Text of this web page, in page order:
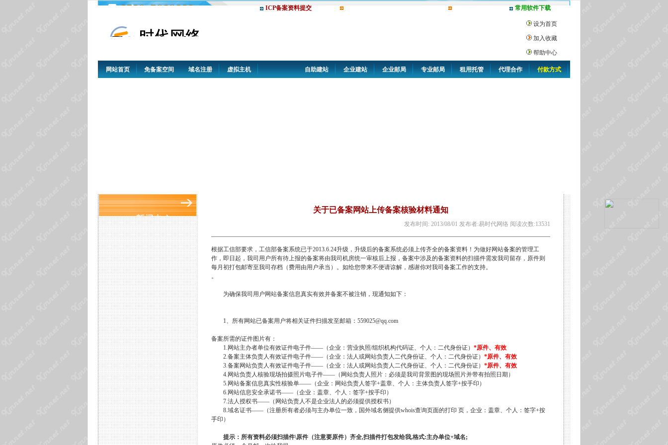
ICP备案资料提交 常用软件下载
设为首页
加入收藏
帮助中心
网站首页 免备案空间 域名注册 虚拟主机 自助建站 企业建站 企业邮局 专业邮局 租用托管 代理合作 付款方式
关于已备案网站上传备案核验材料通知
发布时间: 2013/08/01 发布者:易时代网络 阅读次数:13531
根据工信部要求，工信部备案系统已于2013.6.24升级，升级后的备案系统必须上传齐全的备案资料！为做好网站备案的管理工
作，即日起，我司用户所有待上报的备案将由我司机房统一审核后上报，备案中涉及的备案资料的扫描件需发我司留存，原件则
每月初打包邮寄至我司存档（费用由用户承当）。如给您带来不便请谅解，感谢你对我司备案工作的支持。
。
为确保我司用户网站备案信息真实有效并备案不被注销，现通知如下：
1、所有网站已备案用户将相关证件扫描发至邮箱： 559025@qq.com
备案所需的证件图片有：
1.网站主办者单位有效证件电子件——（企业：营业执照/组织机构代码证、个人：二代身份证） *原件、有效
2.备案主体负责人有效证件电子件——（企业：法人或网站负责人二代身份证、个人：二代身份证） *原件、有效
3.备案网站负责人有效证件电子件——（企业：法人或网站负责人二代身份证、个人：二代身份证） *原件、有效
4.网站负责人核验现场拍摄照片电子件——（网站负责人照片：必须是我司背景图的现场照片并带有拍照日期）
5.网站备案信息真实性核验单——（企业：网站负责人签字+盖章、个人：主体负责人签字+按手印）
6.网站信息安全承诺书——（企业：盖章、个人：签字+按手印）
7.法人授权书——（网站负责人不是企业法人的必须提供授权书）
8.域名证书——（注册所有者必须与主办单位一致，国外域名侧提供whois查询页面的打印 页，企业：盖章、个人：签字+按
手印）
提示：所有资料必须扫描件\原件（注意要原件）齐全,扫描件打包发给我,格式:主办单位+域名;